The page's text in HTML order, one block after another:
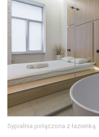
Sypialnia połączona z łazienką